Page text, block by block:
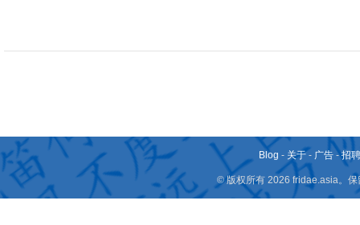
Blog - 关于 - 广告 -招
© 版权所有 2026 fridae.asia。